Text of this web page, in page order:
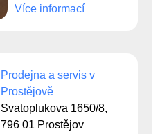
Více informací
Prodejna a servis v
Prostějově
Svatoplukova 1650/8,
796 01 Prostějov